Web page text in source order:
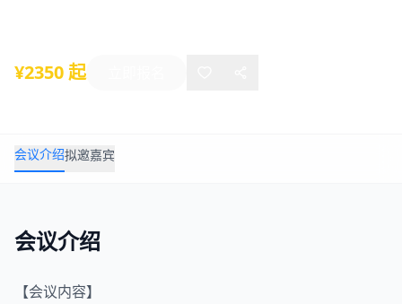
¥2350 起
会议介绍拟邀嘉宾
会议介绍
【会议内容】